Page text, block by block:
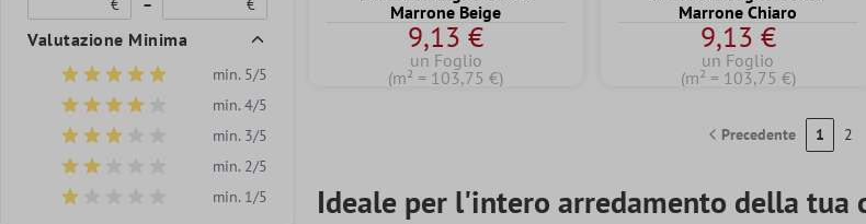
€ – €
Valutazione Minima
Aggiungi filtro: Valutazione minima di 5 su 5 stelle
min. 5/5
Aggiungi filtro: Valutazione minima di 4 su 5 stelle
min. 4/5
Aggiungi filtro: Valutazione minima di 3 su 5 stelle
min. 3/5
Aggiungi filtro: Valutazione minima di 2 su 5 stelle
min. 2/5
Aggiungi filtro: Valutazione minima di 1 su 5 stelle
min. 1/5
Marrone Beige
9,13 €
un Foglio
(m² = 103,75 €)
Marrone Chiaro
9,13 €
un Foglio
(m² = 103,75 €)
Precedente 1 2
Ideale per l'intero arredamento della tua